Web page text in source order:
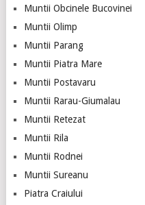
Muntii Obcinele Bucovinei
Muntii Olimp
Muntii Parang
Muntii Piatra Mare
Muntii Postavaru
Muntii Rarau-Giumalau
Muntii Retezat
Muntii Rila
Muntii Rodnei
Muntii Sureanu
Piatra Craiului